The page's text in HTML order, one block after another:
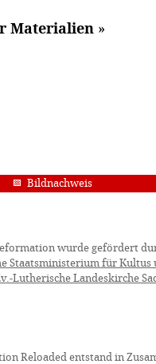
Materialien »
Bildnachweis
wurde gefördert
Staatsministerium für Kultus
Lutherische Landeskirche
Reloaded entstand in